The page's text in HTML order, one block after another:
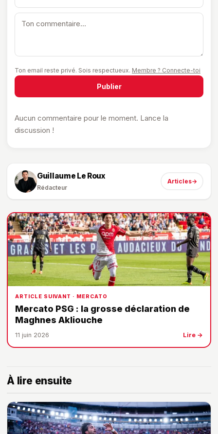
Ton email reste privé. Sois respectueux. Membre ? Connecte-toi
Publier
Aucun commentaire pour le moment. Lance la
discussion !
Guillaume Le Roux
Rédacteur
Articles→
ARTICLE SUIVANT · MERCATO
Mercato PSG : la grosse déclaration de
Maghnes Akliouche
11 juin 2026 Lire →
À lire ensuite